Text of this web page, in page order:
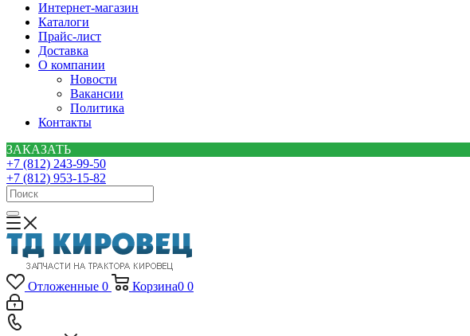
Интернет-магазин
Каталоги
Прайс-лист
Доставка
О компании
Новости
Вакансии
Политика
Контакты
ЗАКАЗАТЬ
+7 (812) 243-99-50
+7 (812) 953-15-82
Отложенные 0 Корзина0 0